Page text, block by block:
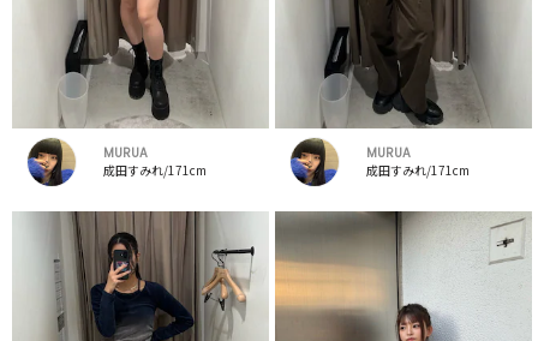
MURUA
成田すみれ/171cm
MURUA
成田すみれ/171cm